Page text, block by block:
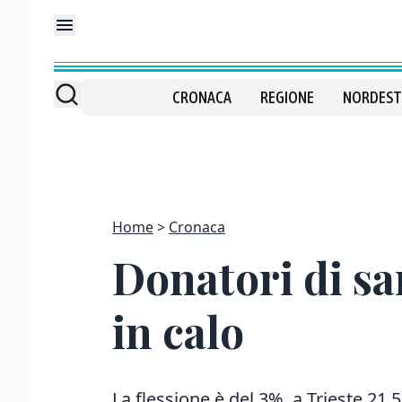
CRONACA REGIONE NORDEST
Home Cronaca
Donatori di
in calo